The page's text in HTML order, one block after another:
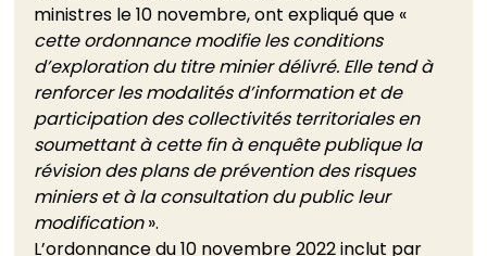
ministres le 10 novembre, ont expliqué que «
cette ordonnance modifie les conditions
d’exploration du titre minier délivré. Elle tend à
renforcer les modalités d’information et de
participation des collectivités territoriales en
soumettant à cette fin à enquête publique la
révision des plans de prévention des risques
miniers et à la consultation du public leur
modification ».
L’ordonnance du 10 novembre 2022 inclut par